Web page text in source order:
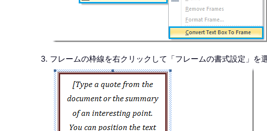
フレームの枠線を右クリックして「フレームの書式設定」を